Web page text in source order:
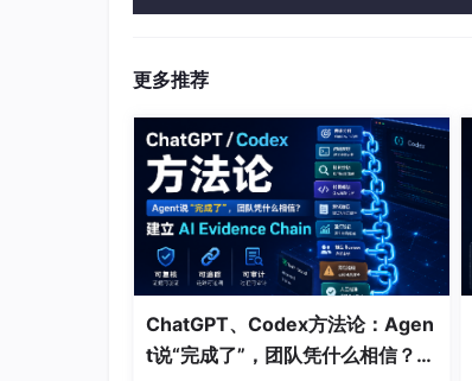
表格/数据
更多推荐
ChatGPT、Codex方法论：Agen
t说“完成了”，团队凭什么相信？建